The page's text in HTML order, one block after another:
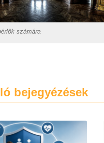
számára
bejegyézések